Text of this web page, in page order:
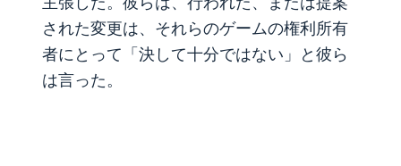
された変更は、それらのゲームの権利所有
者にとって「決して十分ではない」と彼ら
は言った。